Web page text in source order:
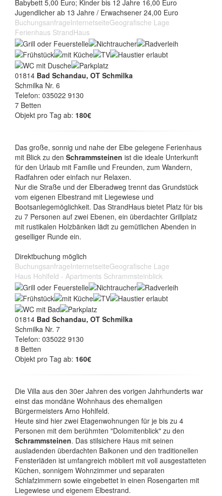
Babybett 5,00 Euro; Kinder bis 12 Jahre 16,00 Euro
Jugendlicher ab 13 Jahre / Erwachsener 24,00 Euro
BuchungsanfrageInternetseiteGeografische Lage
Ferienhaus StrandHaus
01814 Bad Schandau, OT Schmilka
Schmilka Nr. 6
Telefon: 035022 9130
7 Betten
Objekt pro Tag ab: 180€
Das große, sonnig und nahe der Elbe gelegene Ferienhaus
mit Blick zu den Schrammsteinen ist die ideale Unterkunft
für den Urlaub mit Familie und Freunden, zum Wandern,
Radfahren oder einfach nur Relaxen.
Nur die Straße und der Elberadweg trennt das Grundstück
vom eigenen Elbestrand mit Liegewiese und
Bootsanlegemöglichkeit. Das StrandHaus bietet Platz für bis
zu 7 Personen auf zwei Ebenen, ein überdachter Grillplatz
mit rustikalen Holzbänken lädt zu gemütlichen Abenden in
geselliger Runde ein.
Direktbuchung möglich
BuchungsanfrageInternetseiteGeografische Lage
Haus Hohlfeld - Apartments Schrammsteinblick
01814 Bad Schandau, OT Schmilka
Schmilka Nr. 7
Telefon: 035022 9130
8 Betten
Objekt pro Tag ab: 160€
Die Villa aus den 30er Jahren des vorigen Jahrhunderts war
einst das mondäne Wohnhaus des ehemaligen
Bürgermeisters Arno Hohlfeld.
Heute sind hier zwei Etagenwohnungen für je bis zu 4
Personen mit dem berühmten "Dolomitenblick" zu den
Schrammsteinen. Das stilsichere Haus mit seinen
ausladenden überdachten Balkonen und den traditionellen
Fensterläden ist umfangreich möbliert mit voll ausgestatteten
Küchen, sonnigem Wohnzimmer und separaten
Schlafzimmern sowie eingebettet in einen Rosengarten mit
Liegewiese und eigenem Elbestrand.